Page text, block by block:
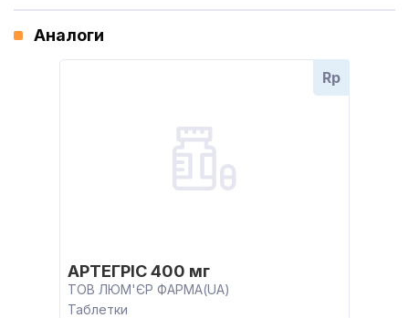
Аналоги
Rp
АРТЕГРІС 400 мг
ТОВ ЛЮМ'ЄР ФАРМА(UA)
Таблетки